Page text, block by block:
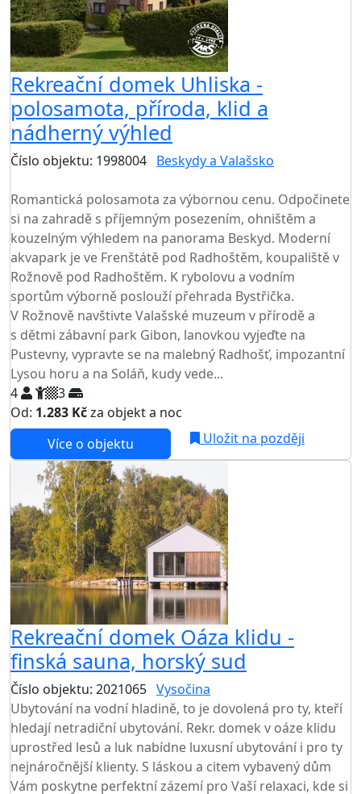
Rekreační domek Uhliska -
polosamota, příroda, klid a
nádherný výhled
Číslo objektu: 1998004 Beskydy a Valašsko
Romantická polosamota za výbornou cenu. Odpočinete
si na zahradě s příjemným posezením, ohništěm a
kouzelným výhledem na panorama Beskyd. Moderní
akvapark je ve Frenštátě pod Radhoštěm, koupaliště v
Rožnově pod Radhoštěm. K rybolovu a vodním
sportům výborně poslouží přehrada Bystřička.
V Rožnově navštivte Valašské muzeum v přírodě a
s dětmi zábavní park Gibon, lanovkou vyjeďte na
Pustevny, vypravte se na malebný Radhošť, impozantní
Lysou horu a na Soláň, kudy vede...
4
3
Od: 1.283 Kčza objekt a noc
Více o objektu
Uložit na později
Rekreační domek Oáza klidu -
finská sauna, horský sud
Číslo objektu: 2021065 Vysočina
Ubytování na vodní hladině, to je dovolená pro ty, kteří
hledají netradiční ubytování. Rekr. domek v oáze klidu
uprostřed lesů a luk nabídne luxusní ubytování i pro ty
nejnáročnější klienty. S láskou a citem vybavený dům
Vám poskytne perfektní zázemí pro Vaší relaxaci, kde si